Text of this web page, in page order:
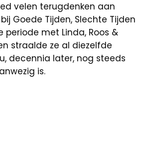
velen terugdenken aan
Goede Tijden, Slechte Tijden
periode met Linda, Roos &
straalde ze al diezelfde
decennia later, nog steeds
is.